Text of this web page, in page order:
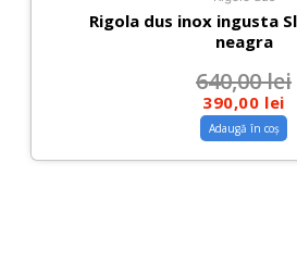
Rigola dus inox ingusta
neagra
640,00lei
390,00 lei
Adaugă în coș